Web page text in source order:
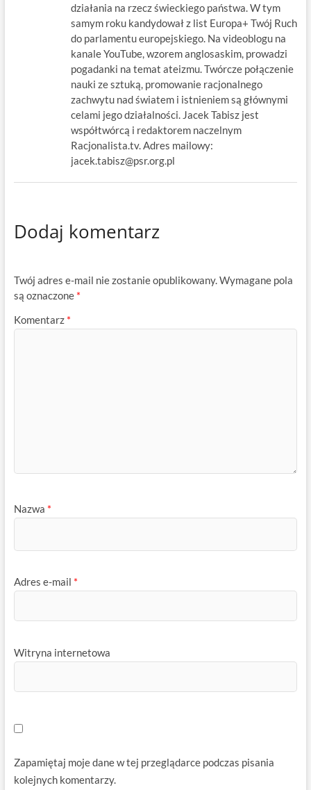
działania na rzecz świeckiego państwa. W tym
samym roku kandydował z list Europa+ Twój Ruch
do parlamentu europejskiego. Na videoblogu na
kanale YouTube, wzorem anglosaskim, prowadzi
pogadanki na temat ateizmu. Twórcze połączenie
nauki ze sztuką, promowanie racjonalnego
zachwytu nad światem i istnieniem są głównymi
celami jego działalności. Jacek Tabisz jest
współtwórcą i redaktorem naczelnym
Racjonalista.tv. Adres mailowy:
jacek.tabisz@psr.org.pl
Dodaj komentarz
Twój adres e-mail nie zostanie opublikowany.Wymagane pola
są oznaczone *
Komentarz *
Nazwa *
Adres e-mail *
Witryna internetowa
Zapamiętaj moje dane w tej przeglądarce podczas pisania
kolejnych komentarzy.